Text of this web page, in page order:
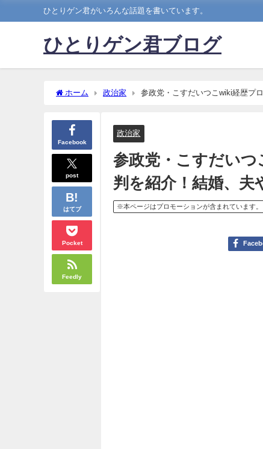
ひとりゲン君がいろんな話題を書いています。
ひとりゲン君ブログ
ホーム 政治家 参政党・こすだいつこwiki経歴プ
Facebook
post
はてブ
Pocket
Feedly
政治家
参政党・こすだい
判を紹介！結婚、夫
※本ページはプロモーションが含まれています。